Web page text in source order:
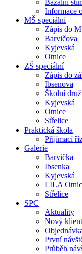
Informace
MŠ speciální
Zápis do
Barvičova
Kyjevská
Otnice
ZŠ speciální
Zápis do
Ibsenova
Školní
Kyjevská
Otnice
Střelice
Praktická škola
Přijímací
Galerie
Barvička
Ibsenka
Kyjevská
LILA
Střelice
SPC
Aktuality
Nový klient
První
Průběh